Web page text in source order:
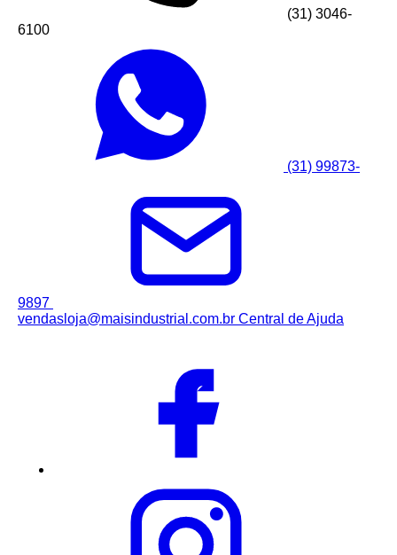
(31) 3046-
6100
(31) 99873-
9897
vendasloja@maisindustrial.com.br Central de Ajuda